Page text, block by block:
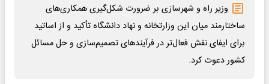
وزیر راه و شهرسازی بر ضرورت شکل‌گیری همکاری‌های
ساختارمند میان این وزارتخانه و نهاد دانشگاه تأکید و از اساتید
برای ایفای نقش فعال‌تر در فرآیندهای تصمیم‌سازی و حل مسائل
کشور دعوت کرد.